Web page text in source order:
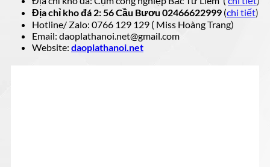
Địa chỉ kho đá 2: 56 Cầu Bươu 02466622999 (chi tiết)
Hotline/ Zalo: 0766 129 129 ( Miss Hoàng Trang)
Email: daoplathanoi.net@gmail.com
Website: daoplathanoi.net